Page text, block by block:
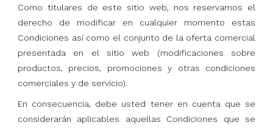
Como titulares de este sitio web, nos reservamos el
derecho de modificar en cualquier momento estas
Condiciones así como el conjunto de la oferta comercial
presentada en el sitio web (modificaciones sobre
productos, precios, promociones y otras condiciones
comerciales y de servicio).
En consecuencia, debe usted tener en cuenta que se
considerarán aplicables aquellas Condiciones que se